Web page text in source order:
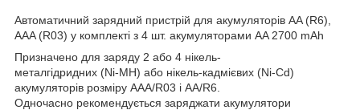
Автоматичний зарядний пристрій для акумуляторів AA (R6),
AAA (R03) у комплекті з 4 шт. акумуляторами AA 2700 mAh
Призначено для заряду 2 або 4 нікель-
металгідридних (Ni-MH) або нікель-кадмієвих (Ni-Cd)
акумуляторів розміру ААА/R03 і AA/R6.
Одночасно рекомендується заряджати акумулятори